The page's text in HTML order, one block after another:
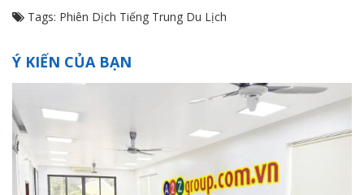
Tags: Phiên Dịch Tiếng Trung Du Lịch
Ý KIẾN CỦA BẠN